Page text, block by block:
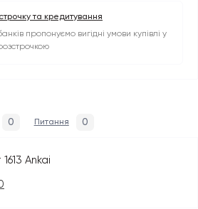
та кредитування
пропонуємо вигідні умови купівлі у
0 Питання 0
Ankai